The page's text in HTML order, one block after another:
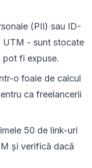
(PII) sau ID-
UTM - sunt stocate
pot fi expuse.
o foaie de calcul
ca freelancerii
50 de link-uri
și verifică dacă